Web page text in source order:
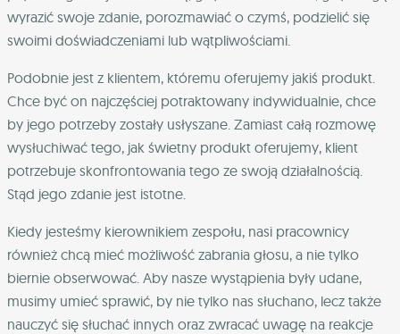
wyrazić swoje zdanie, porozmawiać o czymś, podzielić się
swoimi doświadczeniami lub wątpliwościami.
Podobnie jest z klientem, któremu oferujemy jakiś produkt.
Chce być on najczęściej potraktowany indywidualnie, chce
by jego potrzeby zostały usłyszane. Zamiast całą rozmowę
wysłuchiwać tego, jak świetny produkt oferujemy, klient
potrzebuje skonfrontowania tego ze swoją działalnością.
Stąd jego zdanie jest istotne.
Kiedy jesteśmy kierownikiem zespołu, nasi pracownicy
również chcą mieć możliwość zabrania głosu, a nie tylko
biernie obserwować. Aby nasze wystąpienia były udane,
musimy umieć sprawić, by nie tylko nas słuchano, lecz także
nauczyć się słuchać innych oraz zwracać uwagę na reakcje